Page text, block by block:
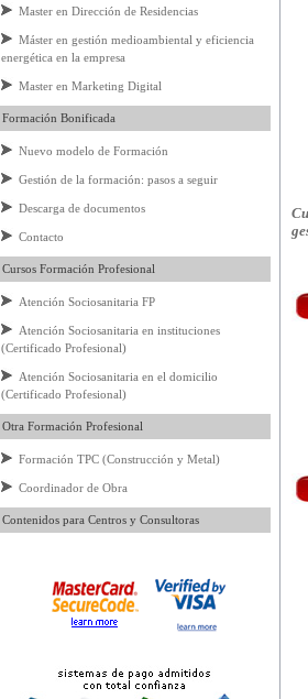
Master en Dirección de Residencias
Máster en gestión medioambiental y eficiencia
energética en la empresa
Master en Marketing Digital
Formación Bonificada
Nuevo modelo de Formación
Gestión de la formación: pasos a seguir
Descarga de documentos
Contacto
Cursos Formación Profesional
Atención Sociosanitaria FP
Atención Sociosanitaria en instituciones
(Certificado Profesional)
Atención Sociosanitaria en el domicilio
(Certificado Profesional)
Otra Formación Profesional
Formación TPC (Construcción y Metal)
Coordinador de Obra
Contenidos para Centros y Consultoras